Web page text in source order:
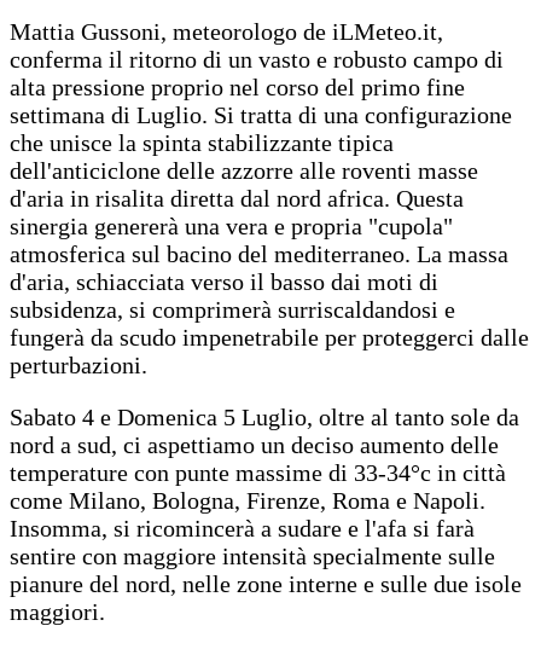
Mattia Gussoni, meteorologo de iLMeteo.it,
conferma il ritorno di un vasto e robusto campo di
alta pressione proprio nel corso del primo fine
settimana di Luglio. Si tratta di una configurazione
che unisce la spinta stabilizzante tipica
dell'anticiclone delle azzorre alle roventi masse
d'aria in risalita diretta dal nord africa. Questa
sinergia genererà una vera e propria "cupola"
atmosferica sul bacino del mediterraneo. La massa
d'aria, schiacciata verso il basso dai moti di
subsidenza, si comprimerà surriscaldandosi e
fungerà da scudo impenetrabile per proteggerci dalle
perturbazioni.
Sabato 4 e Domenica 5 Luglio, oltre al tanto sole da
nord a sud, ci aspettiamo un deciso aumento delle
temperature con punte massime di 33-34°c in città
come Milano, Bologna, Firenze, Roma e Napoli.
Insomma, si ricomincerà a sudare e l'afa si farà
sentire con maggiore intensità specialmente sulle
pianure del nord, nelle zone interne e sulle due isole
maggiori.